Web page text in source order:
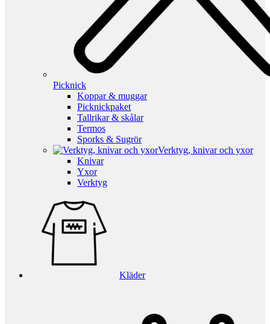
Picknick
Koppar & muggar
Picknickpaket
Tallrikar & skålar
Termos
Sporks & Sugrör
Verktyg, knivar och yxor
Knivar
Yxor
Verktyg
Kläder